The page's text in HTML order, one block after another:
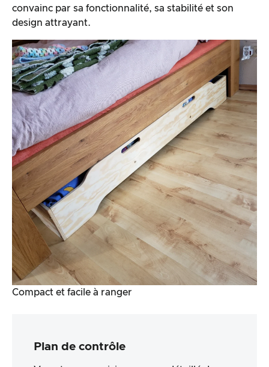
convainc par sa fonctionnalité, sa stabilité et son
design attrayant.
Compact et facile à ranger
Plan de contrôle